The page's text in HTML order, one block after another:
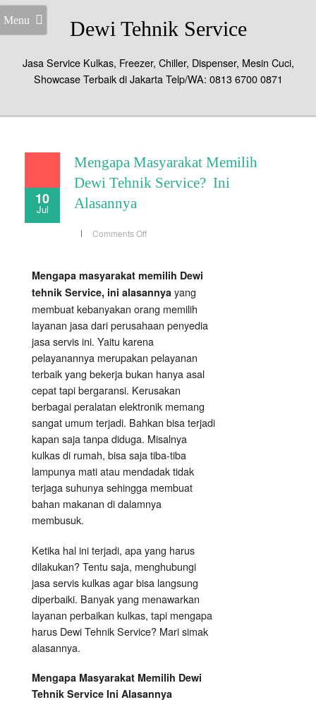
Menu Dewi Tehnik Service
Jasa Service Kulkas, Freezer, Chiller, Dispenser, Mesin Cuci,
Showcase Terbaik di Jakarta Telp/WA: 0813 6700 0871
10
Jul
Mengapa Masyarakat Memilih
Dewi Tehnik Service? Ini
Alasannya
Comments Offon
Tehnik
Service?
Ini
Alasannya
Mengapa masyarakat memilih Dewi
tehnik Service, ini alasannya yang
membuat kebanyakan orang memilih
layanan jasa dari perusahaan penyedia
jasa servis ini. Yaitu karena
pelayanannya merupakan pelayanan
terbaik yang bekerja bukan hanya asal
cepat tapi bergaransi. Kerusakan
berbagai peralatan elektronik memang
sangat umum terjadi. Bahkan bisa terjadi
kapan saja tanpa diduga. Misalnya
kulkas di rumah, bisa saja tiba-tiba
lampunya mati atau mendadak tidak
terjaga suhunya sehingga membuat
bahan makanan di dalamnya
membusuk.
Ketika hal ini terjadi, apa yang harus
dilakukan? Tentu saja, menghubungi
jasa servis kulkas agar bisa langsung
diperbaiki. Banyak yang menawarkan
layanan perbaikan kulkas, tapi mengapa
harus Dewi Tehnik Service? Mari simak
alasannya.
Mengapa Masyarakat Memilih Dewi
Tehnik Service Ini Alasannya